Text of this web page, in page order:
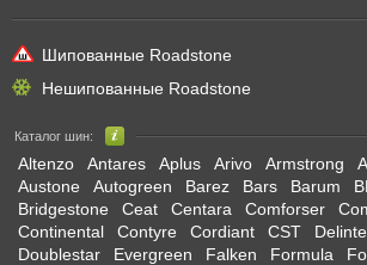
Шипованные Roadstone
Нешипованные Roadstone
Каталог шин:
Altenzo Antares Aplus Arivo Armstrong
Austone
Autogreen Barez Bars Barum
Bridgestone
Ceat Centara Comforser
Continental
Contyre Cordiant CST Delinte
Doublestar
Evergreen Falken Formula